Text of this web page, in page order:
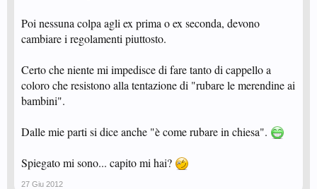
Poi nessuna colpa agli ex prima o ex seconda, devono
cambiare i regolamenti piuttosto.
Certo che niente mi impedisce di fare tanto di cappello a
coloro che resistono alla tentazione di "rubare le merendine ai
bambini".
Dalle mie parti si dice anche "è come rubare in chiesa".
Spiegato mi sono... capito mi hai?
27 Giu 2012